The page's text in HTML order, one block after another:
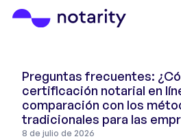
Preguntas frecuentes:
certificación notarial en
comparación con los
tradicionales para las
8 de julio de 2026